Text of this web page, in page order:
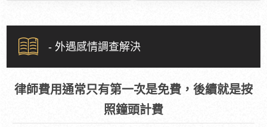
- 外遇感情調查解決
律師費用通常只有第一次是免費，後續就是按
照鐘頭計費